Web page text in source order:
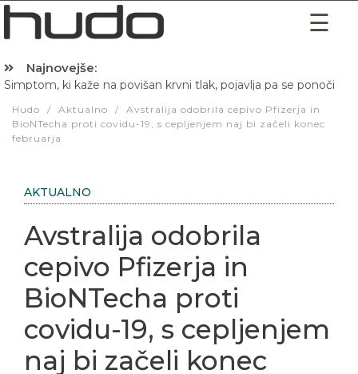
Najnovejše:
Simptom, ki kaže na povišan krvni tlak, pojavlja pa se ponoči
Hudo / Aktualno /
Avstralija odobrila cepivo Pfizerja in
BioNTecha proti covidu-19, s cepljenjem naj bi začeli konec
februarja
AKTUALNO
Avstralija odobrila
cepivo Pfizerja in
BioNTecha proti
covidu-19, s cepljenjem
naj bi začeli konec